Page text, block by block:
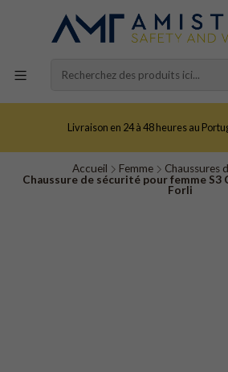
Livraison en 24 à 48 heures au
Accueil Femme
Chaussures
Chaussure de sécurité pour femme S3
Forli